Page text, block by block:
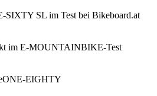
SL im Test bei Bikeboard.at
im E-MOUNTAINBIKE-Test
EIGHTY